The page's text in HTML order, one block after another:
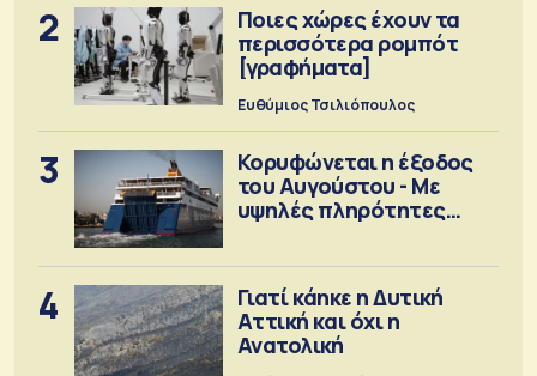
2
Ποιες χώρες έχουν τα
περισσότερα ρομπότ
[γραφήματα]
Ευθύμιος Τσιλιόπουλος
3
Κορυφώνεται η έξοδος
του Αυγούστου - Με
υψηλές πληρότητες
4
Γιατί κάηκε η Δυτική
Αττική και όχι η
Ανατολική